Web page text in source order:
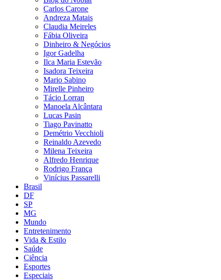
Carlos Carone
Andreza Matais
Claudia Meireles
Fábia Oliveira
Dinheiro & Negócios
Igor Gadelha
Ilca Maria Estevão
Isadora Teixeira
Mario Sabino
Mirelle Pinheiro
Tácio Lorran
Manoela Alcântara
Lucas Pasin
Tiago Pavinatto
Demétrio Vecchioli
Reinaldo Azevedo
Milena Teixeira
Alfredo Henrique
Rodrigo França
Vinícius Passarelli
Brasil
DF
SP
MG
Mundo
Entretenimento
Vida & Estilo
Saúde
Ciência
Esportes
Especiais